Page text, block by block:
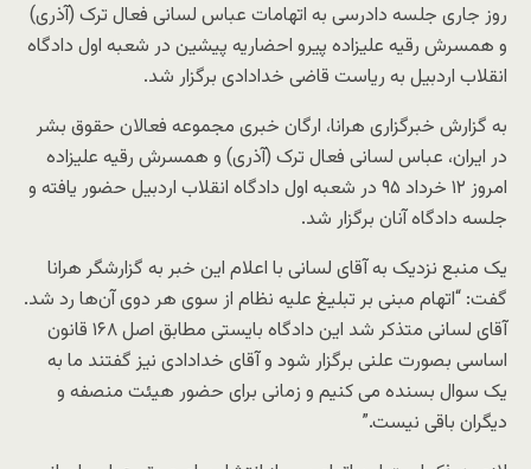
روز جاری جلسه دادرسی به اتهامات عباس لسانی فعال ترک (آذری)
و همسرش رقیه علیزاده پیرو احضاریه پیشین در شعبه اول دادگاه
انقلاب اردبیل به ریاست قاضی خدادادی برگزار شد.
به گزارش خبرگزاری هرانا، ارگان خبری مجموعه فعالان حقوق بشر
در ایران، عباس لسانی فعال ترک (آذری) و همسرش رقیه علیزاده
امروز ۱۲ خرداد ۹۵ در شعبه اول دادگاه انقلاب اردبیل حضور یافته و
جلسه دادگاه آنان برگزار شد.
یک منبع نزدیک به آقای لسانی با اعلام این خبر به گزارشگر هرانا
گفت: “اتهام مبنی بر تبلیغ علیه نظام از سوی هر دوی آن‌ها رد شد.
آقای لسانی متذکر شد این دادگاه بایستی مطابق اصل ۱۶۸ قانون
اساسی بصورت علنی برگزار شود و آقای خدادادی نیز گفتند ما به
یک سوال بسنده می کنیم و زمانی برای حضور هیئت منصفه و
دیگران باقی نیست.”